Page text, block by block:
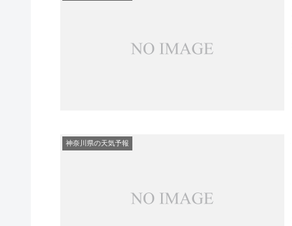
神奈川県の天気予報